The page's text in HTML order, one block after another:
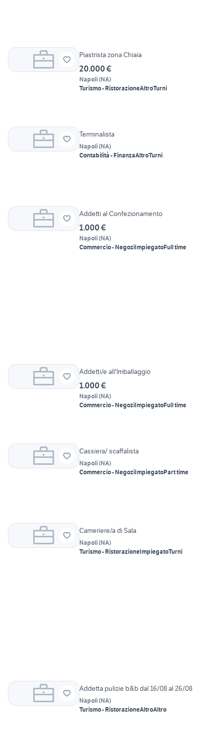
Piastrista zona Chiaia
20.000 €
Napoli(NA)
Turismo - RistorazioneAltroTurni
Terminalista
Napoli(NA)
Contabilità - FinanzaAltroTurni
Addetti al Confezionamento
1.000 €
Napoli(NA)
Commercio - NegoziImpiegatoFull time
Addetti/e all'Imballaggio
1.000 €
Napoli(NA)
Commercio - NegoziImpiegatoFull time
Cassiera/ scaffalista
Napoli(NA)
Commercio - NegoziImpiegatoPart time
Cameriere/a di Sala
Napoli(NA)
Turismo - RistorazioneImpiegatoTurni
Addetta pulizie b&b dal 16/08 al 26/08
Napoli(NA)
Turismo - RistorazioneAltroAltro